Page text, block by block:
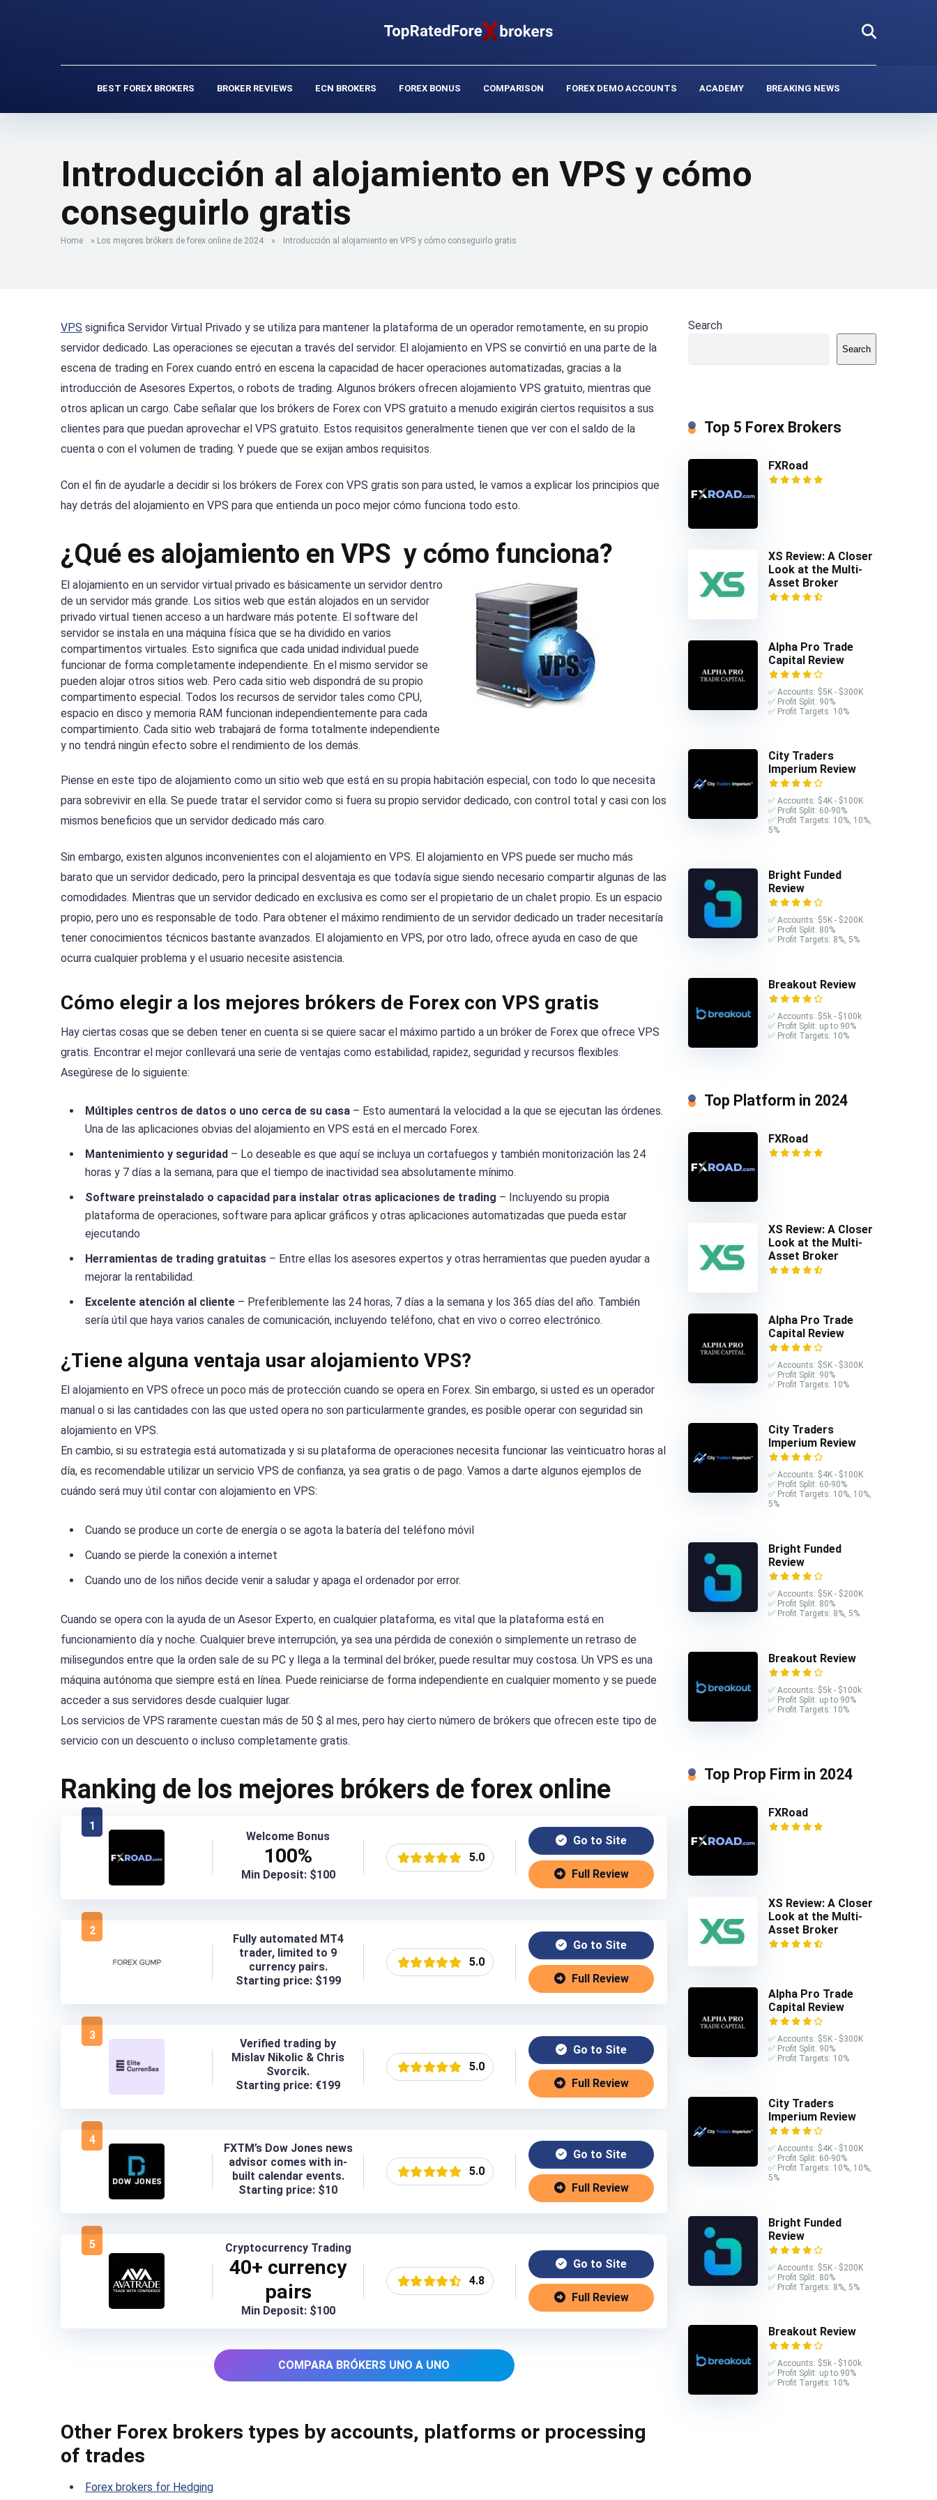
BEST FOREX BROKERS BROKER REVIEWS ECN BROKERS FOREX BONUS COMPARISON FOREX DEMO ACCOUNTS ACADEMY BREAKING NEWS
Introducción al alojamiento en VPS y cómo
conseguirlo gratis
Home » Los mejores brókers de forex online de 2024 » Introducción al alojamiento en VPS y cómo conseguirlo gratis
VPS significa Servidor Virtual Privado y se utiliza para mantener la plataforma de un operador remotamente, en su propio
servidor dedicado. Las operaciones se ejecutan a través del servidor. El alojamiento en VPS se convirtió en una parte de la
escena de trading en Forex cuando entró en escena la capacidad de hacer operaciones automatizadas, gracias a la
introducción de Asesores Expertos, o robots de trading. Algunos brókers ofrecen alojamiento VPS gratuito, mientras que
otros aplican un cargo. Cabe señalar que los brókers de Forex con VPS gratuito a menudo exigirán ciertos requisitos a sus
clientes para que puedan aprovechar el VPS gratuito. Estos requisitos generalmente tienen que ver con el saldo de la
cuenta o con el volumen de trading. Y puede que se exijan ambos requisitos.
Con el fin de ayudarle a decidir si los brókers de Forex con VPS gratis son para usted, le vamos a explicar los principios que
hay detrás del alojamiento en VPS para que entienda un poco mejor cómo funciona todo esto.
¿Qué es alojamiento en VPS y cómo funciona?
El alojamiento en un servidor virtual privado es básicamente un servidor dentro
de un servidor más grande. Los sitios web que están alojados en un servidor
privado virtual tienen acceso a un hardware más potente. El software del
servidor se instala en una máquina física que se ha dividido en varios
compartimentos virtuales. Esto significa que cada unidad individual puede
funcionar de forma completamente independiente. En el mismo servidor se
pueden alojar otros sitios web. Pero cada sitio web dispondrá de su propio
compartimento especial. Todos los recursos de servidor tales como CPU,
espacio en disco y memoria RAM funcionan independientemente para cada
compartimiento. Cada sitio web trabajará de forma totalmente independiente
y no tendrá ningún efecto sobre el rendimiento de los demás.
Piense en este tipo de alojamiento como un sitio web que está en su propia habitación especial, con todo lo que necesita
para sobrevivir en ella. Se puede tratar el servidor como si fuera su propio servidor dedicado, con control total y casi con los
mismos beneficios que un servidor dedicado más caro.
Sin embargo, existen algunos inconvenientes con el alojamiento en VPS. El alojamiento en VPS puede ser mucho más
barato que un servidor dedicado, pero la principal desventaja es que todavía sigue siendo necesario compartir algunas de las
comodidades. Mientras que un servidor dedicado en exclusiva es como ser el propietario de un chalet propio. Es un espacio
propio, pero uno es responsable de todo. Para obtener el máximo rendimiento de un servidor dedicado un trader necesitaría
tener conocimientos técnicos bastante avanzados. El alojamiento en VPS, por otro lado, ofrece ayuda en caso de que
ocurra cualquier problema y el usuario necesite asistencia.
Cómo elegir a los mejores brókers de Forex con VPS gratis
Hay ciertas cosas que se deben tener en cuenta si se quiere sacar el máximo partido a un bróker de Forex que ofrece VPS
gratis. Encontrar el mejor conllevará una serie de ventajas como estabilidad, rapidez, seguridad y recursos flexibles.
Asegúrese de lo siguiente:
Múltiples centros de datos o uno cerca de su casa – Esto aumentará la velocidad a la que se ejecutan las órdenes.
Una de las aplicaciones obvias del alojamiento en VPS está en el mercado Forex.
Mantenimiento y seguridad – Lo deseable es que aquí se incluya un cortafuegos y también monitorización las 24
horas y 7 días a la semana, para que el tiempo de inactividad sea absolutamente mínimo.
Software preinstalado o capacidad para instalar otras aplicaciones de trading – Incluyendo su propia
plataforma de operaciones, software para aplicar gráficos y otras aplicaciones automatizadas que pueda estar
ejecutando
Herramientas de trading gratuitas – Entre ellas los asesores expertos y otras herramientas que pueden ayudar a
mejorar la rentabilidad.
Excelente atención al cliente – Preferiblemente las 24 horas, 7 días a la semana y los 365 días del año. También
sería útil que haya varios canales de comunicación, incluyendo teléfono, chat en vivo o correo electrónico.
¿Tiene alguna ventaja usar alojamiento VPS?
El alojamiento en VPS ofrece un poco más de protección cuando se opera en Forex. Sin embargo, si usted es un operador
manual o si las cantidades con las que usted opera no son particularmente grandes, es posible operar con seguridad sin
alojamiento en VPS.
En cambio, si su estrategia está automatizada y si su plataforma de operaciones necesita funcionar las veinticuatro horas al
día, es recomendable utilizar un servicio VPS de confianza, ya sea gratis o de pago. Vamos a darte algunos ejemplos de
cuándo será muy útil contar con alojamiento en VPS:
Cuando se produce un corte de energía o se agota la batería del teléfono móvil
Cuando se pierde la conexión a internet
Cuando uno de los niños decide venir a saludar y apaga el ordenador por error.
Cuando se opera con la ayuda de un Asesor Experto, en cualquier plataforma, es vital que la plataforma está en
funcionamiento día y noche. Cualquier breve interrupción, ya sea una pérdida de conexión o simplemente un retraso de
milisegundos entre que la orden sale de su PC y llega a la terminal del bróker, puede resultar muy costosa. Un VPS es una
máquina autónoma que siempre está en línea. Puede reiniciarse de forma independiente en cualquier momento y se puede
acceder a sus servidores desde cualquier lugar.
Los servicios de VPS raramente cuestan más de 50 $ al mes, pero hay cierto número de brókers que ofrecen este tipo de
servicio con un descuento o incluso completamente gratis.
Ranking de los mejores brókers de forex online
1
Welcome Bonus
100%
Min Deposit: $100
5.0
Go to Site
Full Review
2
Fully automated MT4
trader, limited to 9
currency pairs.
Starting price: $199
5.0
Go to Site
Full Review
3
Verified trading by
Mislav Nikolic & Chris
Svorcik.
Starting price: €199
5.0
Go to Site
Full Review
4
FXTM’s Dow Jones news
advisor comes with in-
built calendar events.
Starting price: $10
5.0
Go to Site
Full Review
5 Cryptocurrency Trading
40+ currency
pairs
Min Deposit: $100
4.8
Go to Site
Full Review
COMPARA BRÓKERS UNO A UNO
Other Forex brokers types by accounts, platforms or processing
of trades
Forex brokers for Hedging
Search
Search
Top 5 Forex Brokers
FXRoad
XS Review: A Closer
Look at the Multi-
Asset Broker
Alpha Pro Trade
Capital Review
✅ Accounts: $5K - $300K
✅ Profit Split: 90%
✅ Profit Targets: 10%
City Traders
Imperium Review
✅ Accounts: $4K - $100K
✅ Profit Split: 60-90%
✅ Profit Targets: 10%, 10%,
5%
Bright Funded
Review
✅ Accounts: $5K - $200K
✅ Profit Split: 80%
✅ Profit Targets: 8%, 5%
Breakout Review
✅ Accounts: $5k - $100k
✅ Profit Split: up to 90%
✅ Profit Targets: 10%
Top Platform in 2024
FXRoad
XS Review: A Closer
Look at the Multi-
Asset Broker
Alpha Pro Trade
Capital Review
✅ Accounts: $5K - $300K
✅ Profit Split: 90%
✅ Profit Targets: 10%
City Traders
Imperium Review
✅ Accounts: $4K - $100K
✅ Profit Split: 60-90%
✅ Profit Targets: 10%, 10%,
5%
Bright Funded
Review
✅ Accounts: $5K - $200K
✅ Profit Split: 80%
✅ Profit Targets: 8%, 5%
Breakout Review
✅ Accounts: $5k - $100k
✅ Profit Split: up to 90%
✅ Profit Targets: 10%
Top Prop Firm in 2024
FXRoad
XS Review: A Closer
Look at the Multi-
Asset Broker
Alpha Pro Trade
Capital Review
✅ Accounts: $5K - $300K
✅ Profit Split: 90%
✅ Profit Targets: 10%
City Traders
Imperium Review
✅ Accounts: $4K - $100K
✅ Profit Split: 60-90%
✅ Profit Targets: 10%, 10%,
5%
Bright Funded
Review
✅ Accounts: $5K - $200K
✅ Profit Split: 80%
✅ Profit Targets: 8%, 5%
Breakout Review
✅ Accounts: $5k - $100k
✅ Profit Split: up to 90%
✅ Profit Targets: 10%